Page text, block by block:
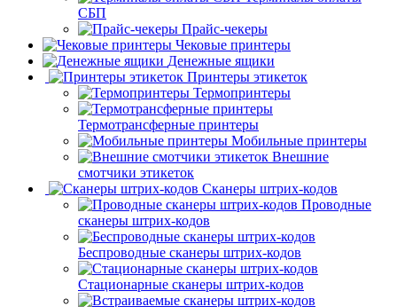
СБП
Прайс-чекеры
Чековые принтеры
Денежные ящики
Принтеры этикеток
Термопринтеры
Термотрансферные принтеры
Мобильные принтеры
Внешние
смотчики этикеток
Сканеры штрих-кодов
Проводные
сканеры штрих-кодов
Беспроводные сканеры штрих-кодов
Стационарные сканеры штрих-кодов